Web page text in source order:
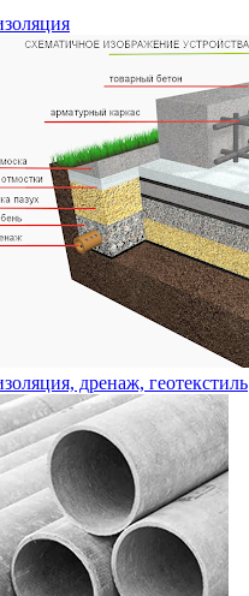
дренаж, геотекстиль